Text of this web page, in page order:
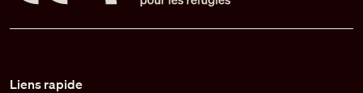
Liens rapide